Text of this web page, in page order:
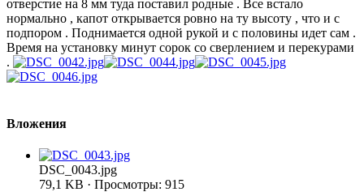
отверстие на 8 мм туда поставил родные . Все встало
нормально , капот открывается ровно на ту высоту , что и с
подпором . Поднимается одной рукой и с половины идет сам .
Время на установку минут сорок со сверлением и перекурами
.
Вложения
DSC_0043.jpg
79,1 KB · Просмотры: 915